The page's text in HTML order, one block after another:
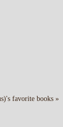
favorite books »